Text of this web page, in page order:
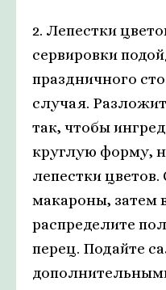
2. Лепестки
сервировки
праздничного
случая.
так, чтобы
круглую форму,
лепестки
макароны, затем
распределите
перец. Подайте